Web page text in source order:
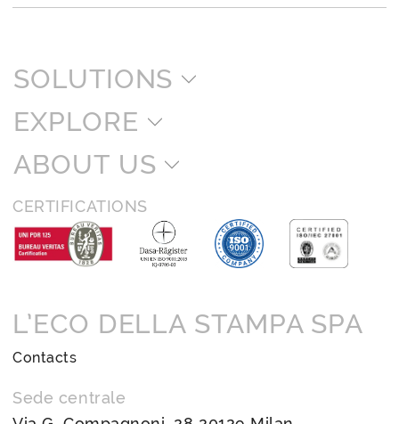
SOLUTIONS
EXPLORE
ABOUT US
CERTIFICATIONS
L’ECO DELLA STAMPA SPA
Contacts
Sede centrale